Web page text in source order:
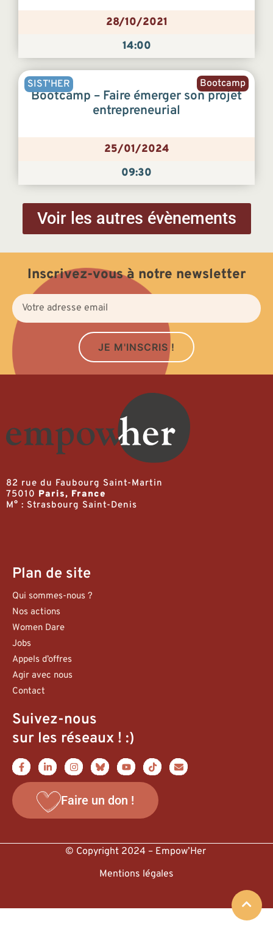
28/10/2021
14:00
Bootcamp
SIST'HER
Bootcamp – Faire émerger son projet
entrepreneurial
25/01/2024
09:30
Voir les autres évènements
Inscrivez-vous à notre newsletter
JE M'INSCRIS !
82 rue du Faubourg Saint-Martin
75010 Paris, France
M° : Strasbourg Saint-Denis
Plan de site
Qui sommes-nous ?
Nos actions
Women Dare
Jobs
Appels d’offres
Agir avec nous
Contact
Suivez-nous
sur les réseaux ! :)
Faire un don !
© Copyright 2024 – Empow’Her
Mentions légales